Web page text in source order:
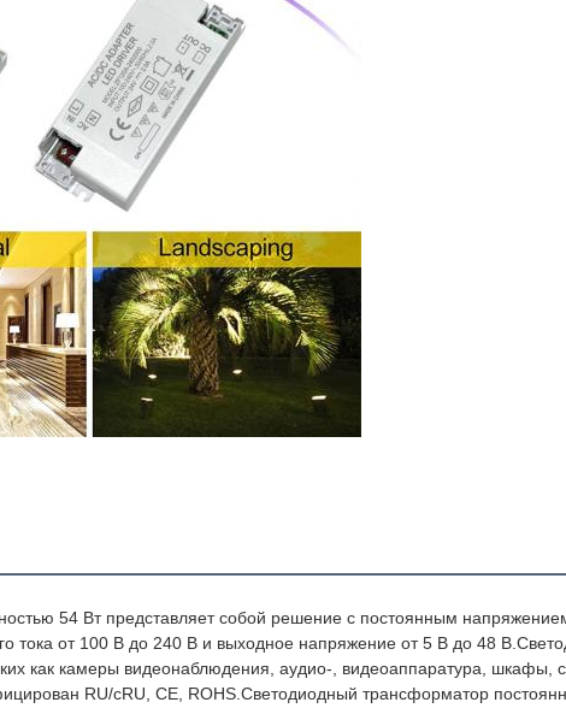
54 Вт представляет собой решение с постоянным
тока от 100 В до 240 В и выходное напряжение от 5 В до 48 В.
как камеры видеонаблюдения, аудио-, видеоаппаратура, шкафы,
RU/cRU, CE, ROHS. Светодиодный трансформатор